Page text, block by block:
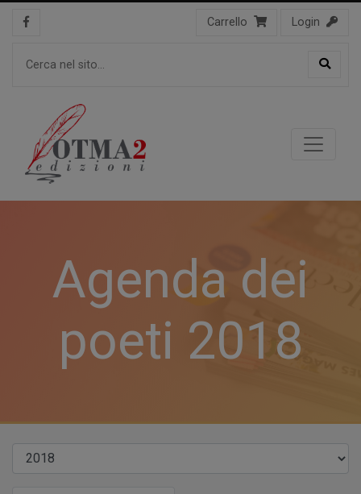
Carrello Login
Agenda dei
poeti 2018